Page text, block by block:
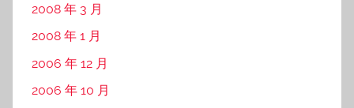
2008 年 3 月
2008 年 1 月
2006 年 12 月
2006 年 10 月